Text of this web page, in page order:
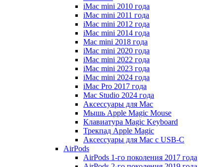
iMac mini 2010 года
iMac mini 2011 года
iMac mini 2012 года
iMac mini 2014 года
Mac mini 2018 года
iMac mini 2020 года
iMac mini 2022 года
iMac mini 2023 года
iMac mini 2024 года
iMac Pro 2017 года
Mac Studio 2024 года
Аксессуары для Mac
Мышь Apple Magic Mouse
Клавиатура Magic Keyboard
Трекпад Apple Magic
Аксессуары для Mac с USB-C
AirPods
AirPods 1-го поколения 2017 года